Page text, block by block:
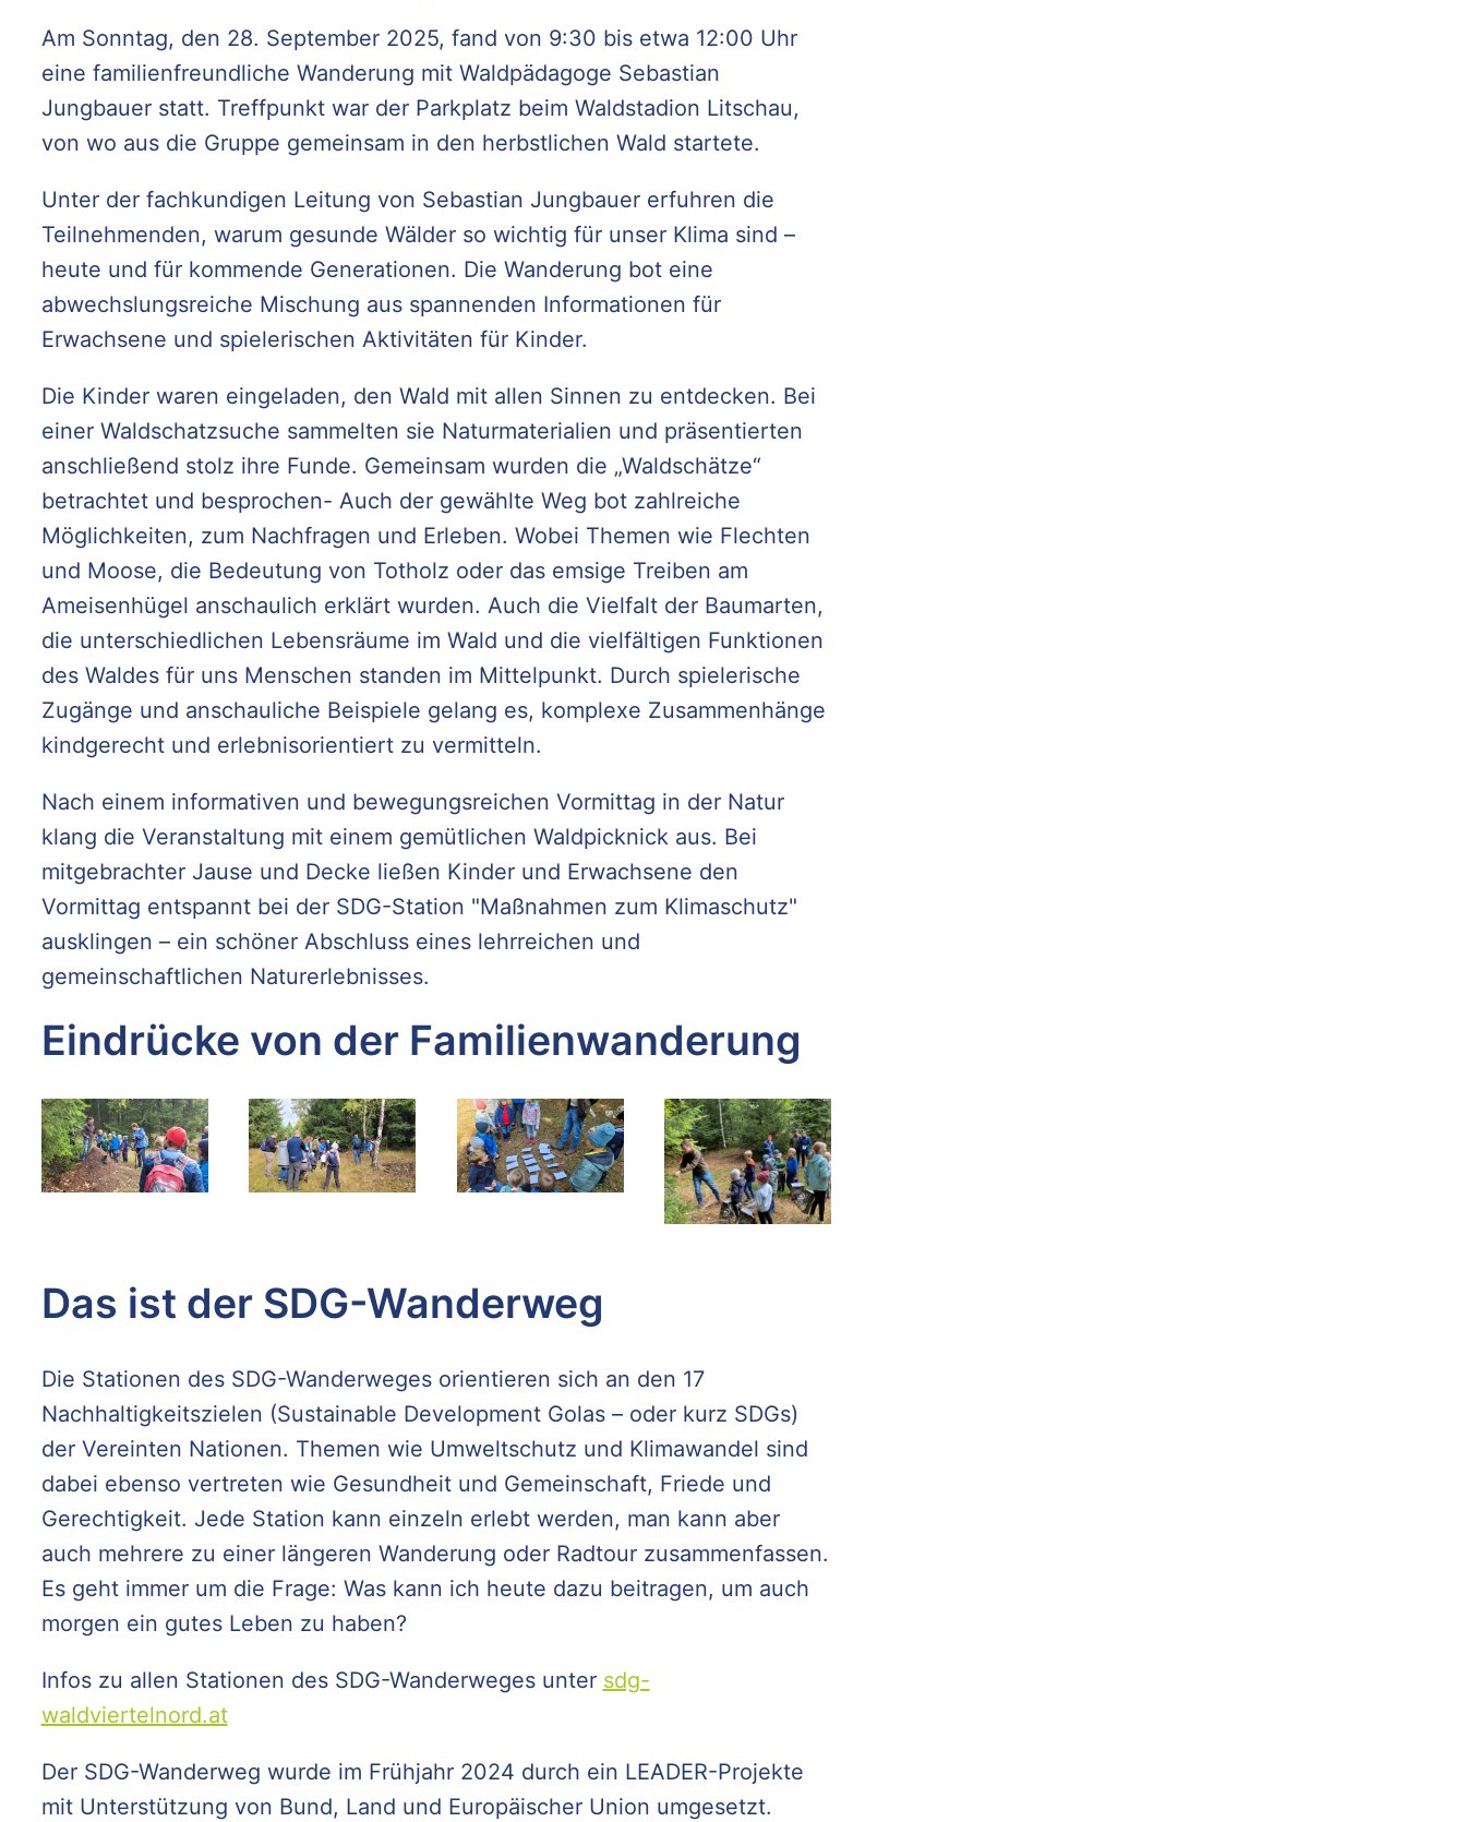
Am Sonntag, den 28. September 2025, fand von 9:30 bis etwa 12:00 Uhr
eine familienfreundliche Wanderung mit Waldpädagoge Sebastian
Jungbauer statt. Treffpunkt war der Parkplatz beim Waldstadion Litschau,
von wo aus die Gruppe gemeinsam in den herbstlichen Wald startete.
Unter der fachkundigen Leitung von Sebastian Jungbauer erfuhren die
Teilnehmenden, warum gesunde Wälder so wichtig für unser Klima sind –
heute und für kommende Generationen. Die Wanderung bot eine
abwechslungsreiche Mischung aus spannenden Informationen für
Erwachsene und spielerischen Aktivitäten für Kinder.
Die Kinder waren eingeladen, den Wald mit allen Sinnen zu entdecken. Bei
einer Waldschatzsuche sammelten sie Naturmaterialien und präsentierten
anschließend stolz ihre Funde. Gemeinsam wurden die „Waldschätze“
betrachtet und besprochen- Auch der gewählte Weg bot zahlreiche
Möglichkeiten, zum Nachfragen und Erleben. Wobei Themen wie Flechten
und Moose, die Bedeutung von Totholz oder das emsige Treiben am
Ameisenhügel anschaulich erklärt wurden. Auch die Vielfalt der Baumarten,
die unterschiedlichen Lebensräume im Wald und die vielfältigen Funktionen
des Waldes für uns Menschen standen im Mittelpunkt. Durch spielerische
Zugänge und anschauliche Beispiele gelang es, komplexe Zusammenhänge
kindgerecht und erlebnisorientiert zu vermitteln.
Nach einem informativen und bewegungsreichen Vormittag in der Natur
klang die Veranstaltung mit einem gemütlichen Waldpicknick aus. Bei
mitgebrachter Jause und Decke ließen Kinder und Erwachsene den
Vormittag entspannt bei der SDG-Station "Maßnahmen zum Klimaschutz"
ausklingen – ein schöner Abschluss eines lehrreichen und
gemeinschaftlichen Naturerlebnisses.
Eindrücke von der Familienwanderung
Das ist der SDG-Wanderweg
Die Stationen des SDG-Wanderweges orientieren sich an den 17
Nachhaltigkeitszielen (Sustainable Development Golas – oder kurz SDGs)
der Vereinten Nationen. Themen wie Umweltschutz und Klimawandel sind
dabei ebenso vertreten wie Gesundheit und Gemeinschaft, Friede und
Gerechtigkeit. Jede Station kann einzeln erlebt werden, man kann aber
auch mehrere zu einer längeren Wanderung oder Radtour zusammenfassen.
Es geht immer um die Frage: Was kann ich heute dazu beitragen, um auch
morgen ein gutes Leben zu haben?
Infos zu allen Stationen des SDG-Wanderweges unter sdg-
waldviertelnord.at
Der SDG-Wanderweg wurde im Frühjahr 2024 durch ein LEADER-Projekte
mit Unterstützung von Bund, Land und Europäischer Union umgesetzt.